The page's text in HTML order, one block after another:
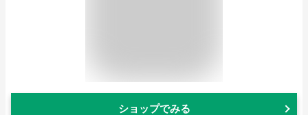
ショップでみる